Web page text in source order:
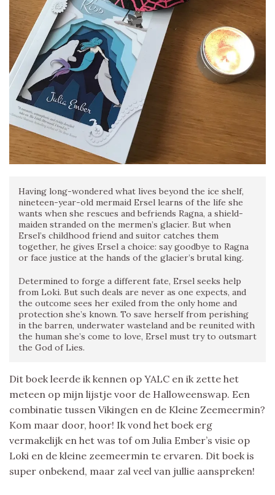
Having long-wondered what lives beyond the ice shelf,
nineteen-year-old mermaid Ersel learns of the life she
wants when she rescues and befriends Ragna, a shield-
maiden stranded on the mermen’s glacier. But when
Ersel’s childhood friend and suitor catches them
together, he gives Ersel a choice: say goodbye to Ragna
or face justice at the hands of the glacier’s brutal king.
Determined to forge a different fate, Ersel seeks help
from Loki. But such deals are never as one expects, and
the outcome sees her exiled from the only home and
protection she’s known. To save herself from perishing
in the barren, underwater wasteland and be reunited with
the human she’s come to love, Ersel must try to outsmart
the God of Lies.
Dit boek leerde ik kennen op YALC en ik zette het
meteen op mijn lijstje voor de Halloweenswap. Een
combinatie tussen Vikingen en de Kleine Zeemeermin?
Kom maar door, hoor! Ik vond het boek erg
vermakelijk en het was tof om Julia Ember’s visie op
Loki en de kleine zeemeermin te ervaren. Dit boek is
super onbekend, maar zal veel van jullie aanspreken!